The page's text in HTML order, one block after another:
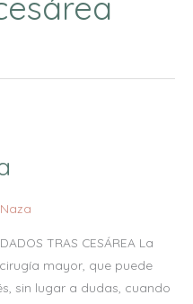
Naza
TRAS CESÁREA La
mayor, que puede
sin lugar a dudas, cuando